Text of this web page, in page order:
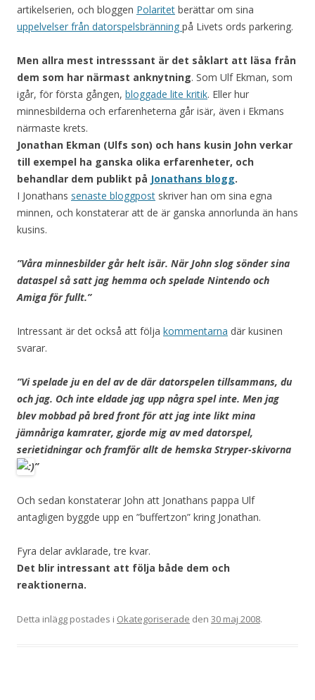
artikelserien, och bloggen Polaritet berättar om sina
uppelvelser från datorspelsbränning på Livets ords parkering.
Men allra mest intresssant är det såklart att läsa från
dem som har närmast anknytning. Som Ulf Ekman, som
igår, för första gången, bloggade lite kritik. Eller hur
minnesbilderna och erfarenheterna går isär, även i Ekmans
närmaste krets.
Jonathan Ekman (Ulfs son) och hans kusin John verkar
till exempel ha ganska olika erfarenheter, och
behandlar dem publikt på Jonathans blogg.
I Jonathans senaste bloggpost skriver han om sina egna
minnen, och konstaterar att de är ganska annorlunda än hans
kusins.
”Våra minnesbilder går helt isär. När John slog sönder sina
dataspel så satt jag hemma och spelade Nintendo och
Amiga för fullt.”
Intressant är det också att följa kommentarna där kusinen
svarar.
”Vi spelade ju en del av de där datorspelen tillsammans, du
och jag. Och inte eldade jag upp några spel inte. Men jag
blev mobbad på bred front för att jag inte likt mina
jämnåriga kamrater, gjorde mig av med datorspel,
serietidningar och framför allt de hemska Stryper-skivorna
”
Och sedan konstaterar John att Jonathans pappa Ulf
antagligen byggde upp en ”buffertzon” kring Jonathan.
Fyra delar avklarade, tre kvar.
Det blir intressant att följa både dem och
reaktionerna.
Detta inlägg postades i Okategoriserade den 30 maj 2008.